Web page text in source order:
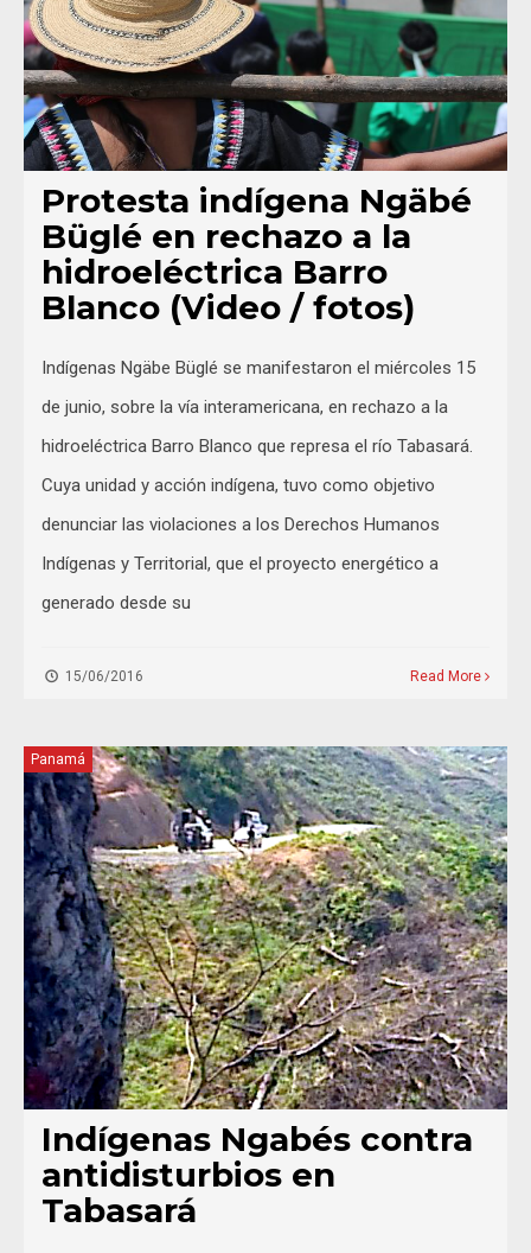
Protesta indígena Ngäbé
Büglé en rechazo a la
hidroeléctrica Barro
Blanco (Video / fotos)
Indígenas Ngäbe Büglé se manifestaron el miércoles 15
de junio, sobre la vía interamericana, en rechazo a la
hidroeléctrica Barro Blanco que represa el río Tabasará.
Cuya unidad y acción indígena, tuvo como objetivo
denunciar las violaciones a los Derechos Humanos
Indígenas y Territorial, que el proyecto energético a
generado desde su
15/06/2016 Read More
Panamá
Indígenas Ngabés contra
antidisturbios en
Tabasará